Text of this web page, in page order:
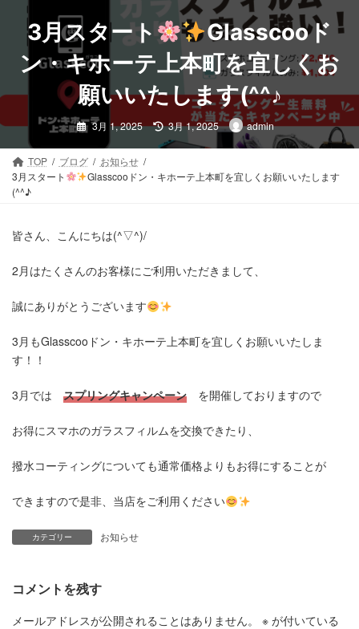
へ
キ
ョ
に
3月スタート
Glasscooド
ン・キホーテ上本町を宜しくお
願いいたします(^^♪
3月 1, 2025 最
終
更
新
:
3月 1, 2025 admin
TOP ブログ
お知らせ
3月スタート
Glasscooドン・キホーテ上本町を宜しくお願いいたします
(^^♪
皆さん、こんにちは(^▽^)/
2月はたくさんのお客様にご利用いただきまして、
誠にありがとうございます
3月もGlasscooドン・キホーテ上本町を宜しくお願いいたしま
す！！
3月では スプリングキャンペーン を開催しておりますので
お得にスマホのガラスフィルムを交換できたり、
撥水コーティングについても通常価格よりもお得にすることが
できますので是非、当店をご利用ください
カテゴリー お知らせ
コメントを残す
メールアドレスが公開されることはありません。 ※ が付いている